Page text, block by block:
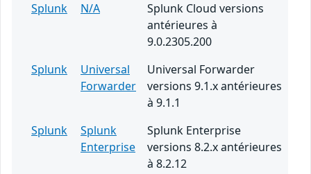
Splunk
N/A
Splunk Cloud versions
antérieures à
9.0.2305.200
Splunk
Universal
Forwarder
Universal Forwarder
versions 9.1.x antérieures
à 9.1.1
Splunk
Splunk
Enterprise
Splunk Enterprise
versions 8.2.x antérieures
à 8.2.12